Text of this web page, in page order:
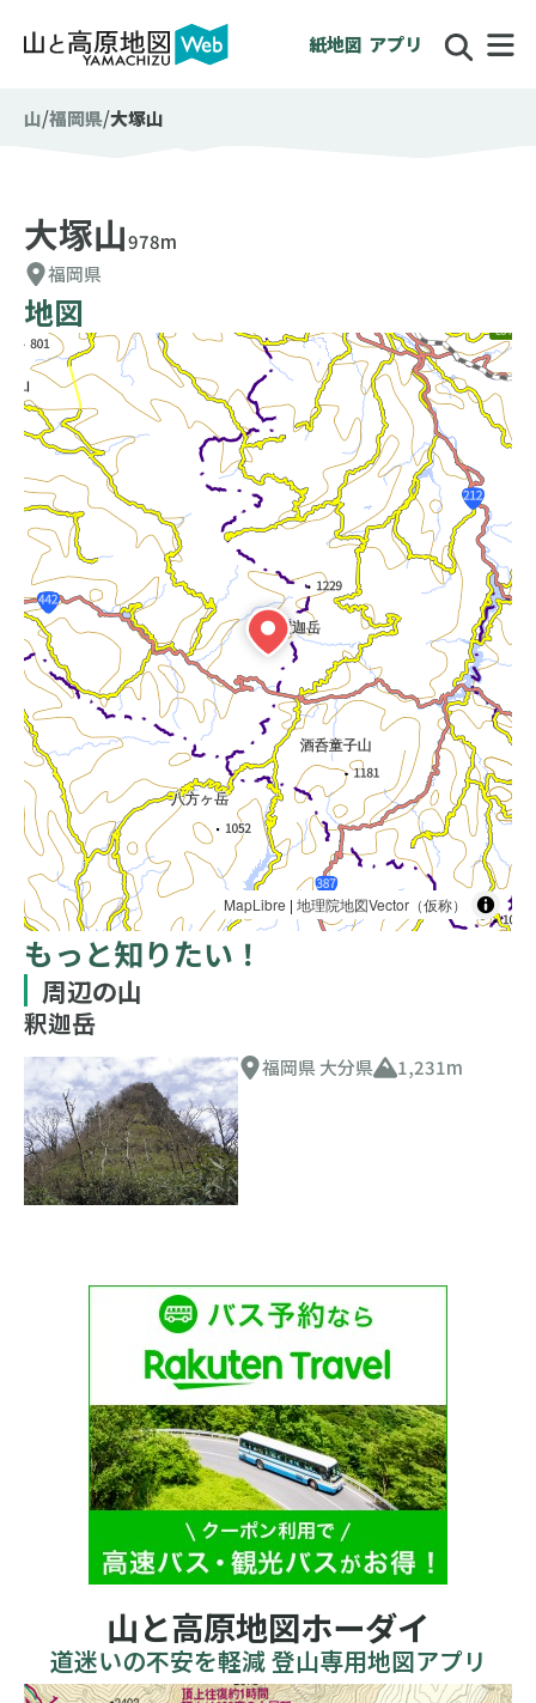
紙地図 アプリ
山 福岡県 大塚山
大塚山978m
福岡県
地図
MapLibre |地理院地図Vector（仮称）
もっと知りたい！
周辺の山
釈迦岳
福岡県 大分県 1,231m
山と高原地図ホーダイ
道迷いの不安を軽減 登山専用地図アプリ